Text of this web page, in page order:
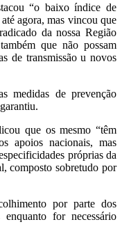
“o baixo índice de
agora, mas vincou que
da nossa Região
que não possam
de transmissão u novos
medidas de prevenção
que os mesmo “têm
apoios nacionais, mas
próprias da
composto sobretudo por
por parte dos
enquanto for necessário